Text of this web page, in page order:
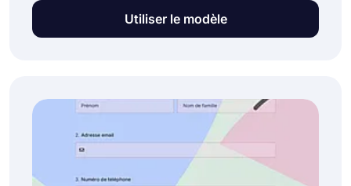
un arrangement pour leur propre temps.
forms.app vous offre ce modèle de formulaire
Utiliser le modèle